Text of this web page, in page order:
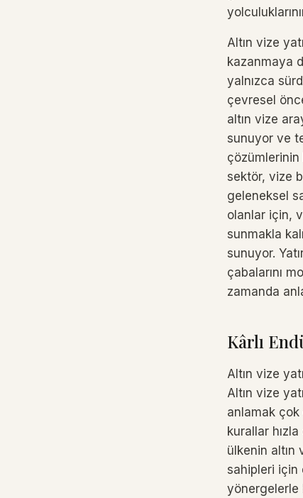
Altın vize
kazanmaya
yalnızca
çevresel
altın vize
sunuyor ve
çözümlerinin
sektör, vize
geleneksel
olanlar için,
sunmakla
sunuyor.
çabalarını
zamanda
Kârlı
Altın vize
Altın vize
anlamak
kurallar
ülkenin altın
sahipleri için
yönergelerle